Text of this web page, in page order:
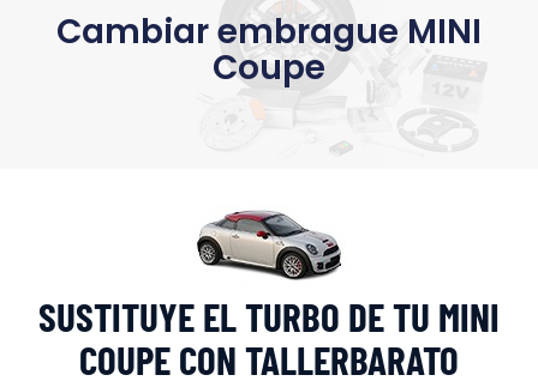
Cambiar embrague MINI
Coupe
SUSTITUYE EL TURBO DE TU MINI
COUPE CON TALLERBARATO